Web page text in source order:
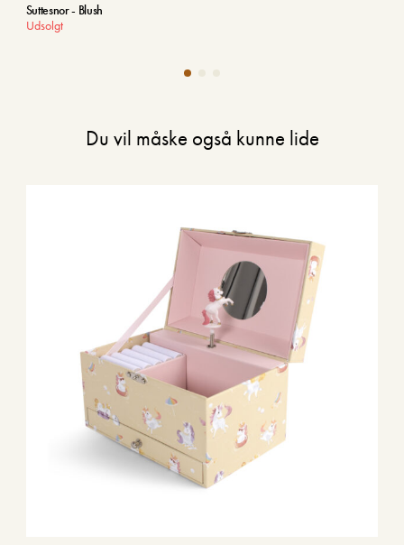
Suttesnor - Blush
Udsolgt
Du vil måske også kunne lide